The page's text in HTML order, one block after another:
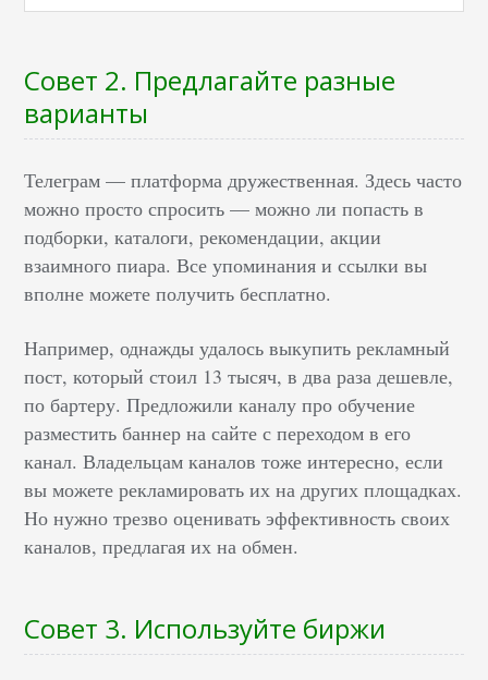
Совет 2. Предлагайте разные
варианты
Телеграм — платформа дружественная. Здесь часто
можно просто спросить — можно ли попасть в
подборки, каталоги, рекомендации, акции
взаимного пиара. Все упоминания и ссылки вы
вполне можете получить бесплатно.
Например, однажды удалось выкупить рекламный
пост, который стоил 13 тысяч, в два раза дешевле,
по бартеру. Предложили каналу про обучение
разместить баннер на сайте с переходом в его
канал. Владельцам каналов тоже интересно, если
вы можете рекламировать их на других площадках.
Но нужно трезво оценивать эффективность своих
каналов, предлагая их на обмен.
Совет 3. Используйте биржи